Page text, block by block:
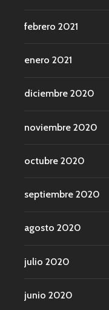
febrero 2021
enero 2021
diciembre 2020
noviembre 2020
octubre 2020
septiembre 2020
agosto 2020
julio 2020
junio 2020